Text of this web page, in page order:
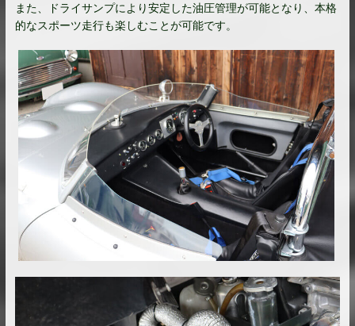
また、ドライサンプにより安定した油圧管理が可能となり、本格
的なスポーツ走行も楽しむことが可能です。